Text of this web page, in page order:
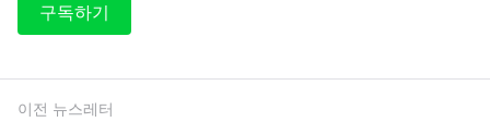
구독하기
이전 뉴스레터